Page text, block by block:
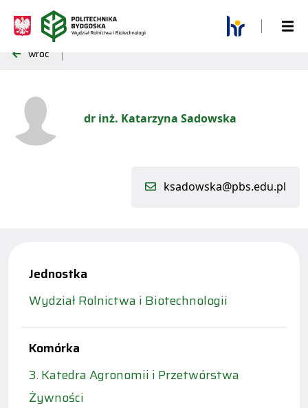
wróć
dr inż. Katarzyna Sadowska
ksadowska@pbs.edu.pl
Jednostka
Wydział Rolnictwa i Biotechnologii
Komórka
3. Katedra Agronomii i Przetwórstwa
Żywności